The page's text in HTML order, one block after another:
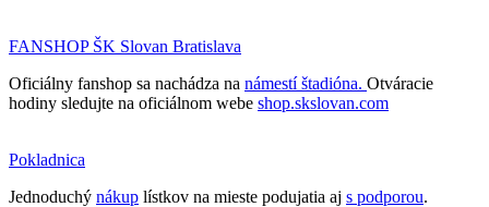
FANSHOP ŠK Slovan Bratislava
Oficiálny fanshop sa nachádza na námestí štadióna. Otváracie
hodiny sledujte na oficiálnom webe shop.skslovan.com
Pokladnica
Jednoduchý nákup lístkov na mieste podujatia aj s podporou.